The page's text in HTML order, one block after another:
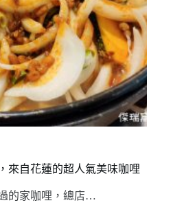
來自花蓮的超人氣美味咖哩
的家咖哩，總店…